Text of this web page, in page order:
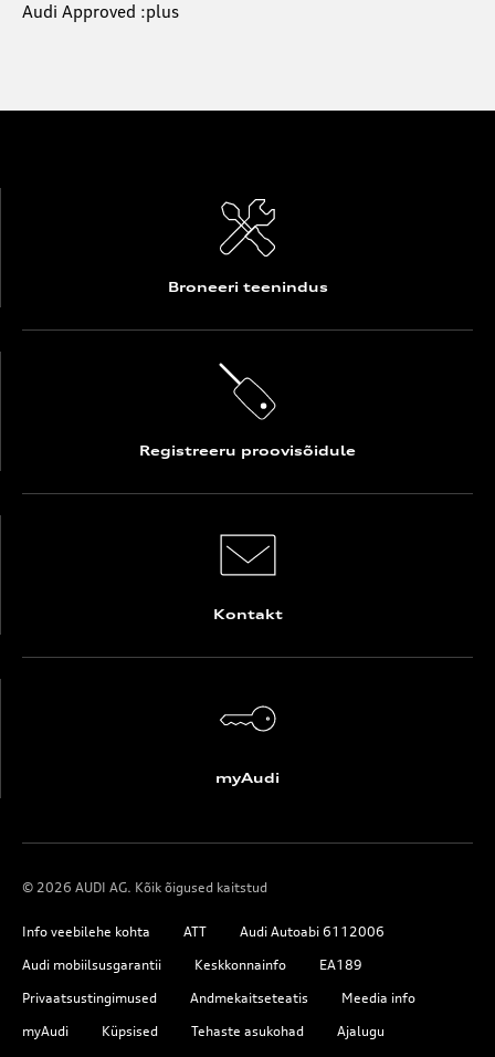
Audi Approved :plus
Broneeri teenindus
Registreeru proovisõidule
Kontakt
myAudi
© 2026 AUDI AG. Kõik õigused kaitstud
Info veebilehe kohta ATT
Audi Autoabi 6112006
Audi mobiilsusgarantii
Keskkonnainfo
EA189
Privaatsustingimused
Andmekaitseteatis
Meedia info
myAudi
Küpsised Tehaste asukohad
Ajalugu